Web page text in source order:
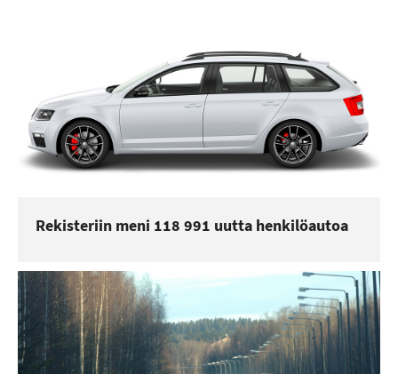
Rekisteriin meni 118 991 uutta henkilöautoa